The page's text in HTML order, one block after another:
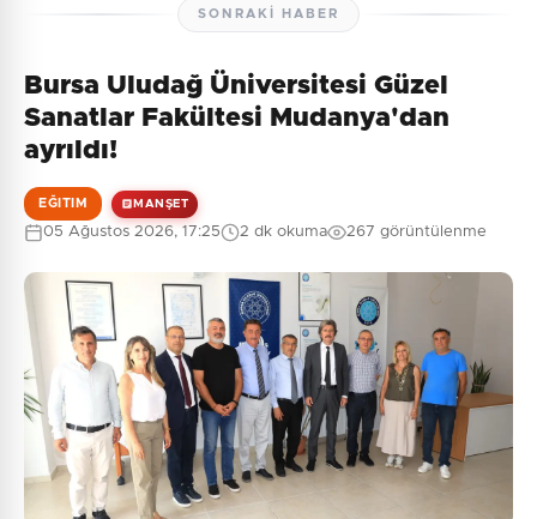
Güvenlik Sorusu:
2 + 7 = ?
Gönder
Henüz yorum yapılmamış. İlk yorumu siz yapın!
SONRAKI HABER
Bursa Uludağ Üniversitesi Güzel
Sanatlar Fakültesi Mudanya'dan
ayrıldı!
EĞITIM MANŞET
05 Ağustos 2026, 17:25 2 dk okuma 267 görüntülenme